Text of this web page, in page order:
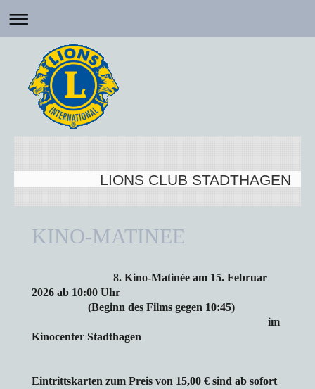
LIONS CLUB STADTHAGEN
KINO-MATINEE
8. Kino-Matinée am 15. Februar
2026 ab 10:00 Uhr
(Beginn des Films gegen 10:45)
im
Kinocenter Stadthagen
Eintrittskarten zum Preis von 15,00 € sind ab sofort